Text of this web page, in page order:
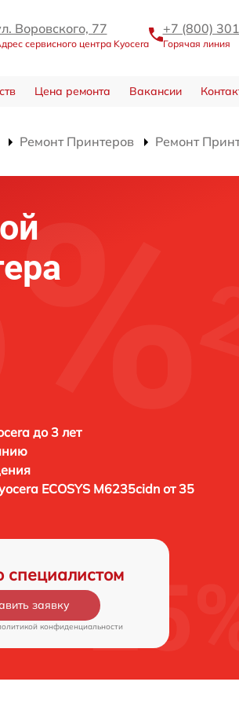
Воровского, 77
сервисного центра Kyocera
+7 (800)
Горячая линия
Цена ремонта Вакансии
Ремонт Принтеров Ремонт
до 3 лет
ECOSYS M6235cidn от 35
специалистом
заявку
конфиденциальности